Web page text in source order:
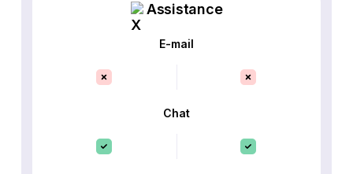
Assistance
E-mail
Chat